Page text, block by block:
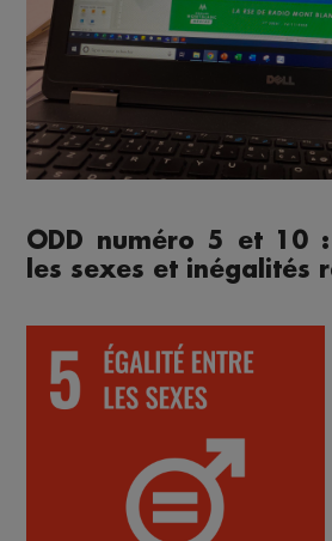
ODD numéro 5 et 10
les sexes et inégalités